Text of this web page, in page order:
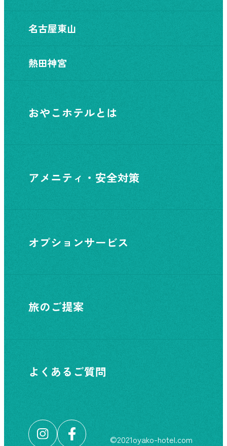
名古屋東山
熱田神宮
おやこホテルとは
アメニティ・安全対策
オプションサービス
旅のご提案
よくあるご質問
©︎2021oyako-hotel.com